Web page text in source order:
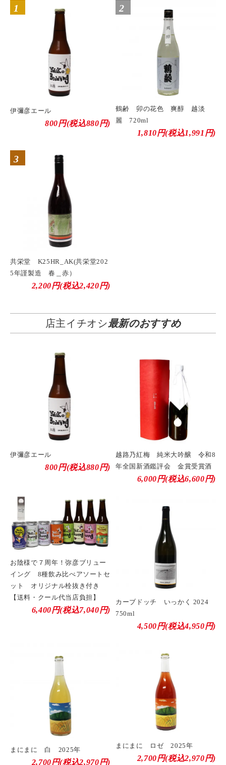
1
伊彌彦エール
800円(税込880円)
2
鶴齢 卯の花色 爽醇 越淡
麗 720ml
1,810円(税込1,991円)
3
共栄堂 K25HR_AK(共栄堂202
5年謹製造 春＿赤）
2,200円(税込2,420円)
店主イチオシ最新のおすすめ
伊彌彦エール
800円(税込880円)
越路乃紅梅 純米大吟醸 令和8
年全国新酒鑑評会 金賞受賞酒
6,000円(税込6,600円)
お陰様で７周年！弥彦ブリュー
イング 8種飲み比べアソートセ
ット オリジナル栓抜き付き
【送料・クール代当店負担】
6,400円(税込7,040円)
カーブドッチ いっかく 2024
750ml
4,500円(税込4,950円)
まにまに 白 2025年
2,700円(税込2,970円)
まにまに ロゼ 2025年
2,700円(税込2,970円)